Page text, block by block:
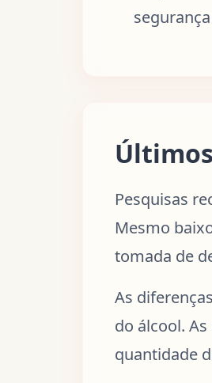
segurança
Pesquisas
Mesmo
tomada de
As
do álcool.
quantidade